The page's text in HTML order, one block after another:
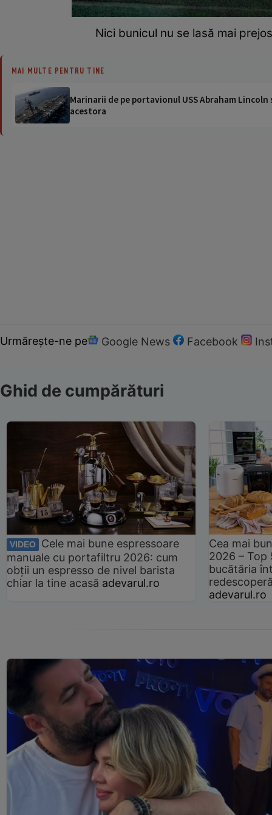
Nici bunicul nu se lasă mai
MAI MULTE PENTRU TINE
Marinarii de pe portavionul USS Abraham
acestora
Urmărește-ne pe Google News Facebook
Ghid de cumpărături
VIDEO
Cele mai bune espressoare
manuale cu portafiltru 2026: cum
obții un espresso de nivel barista
chiar la tine acasă adevarul.ro
Cea mai
2026 –
bucătăria
adevarul.ro